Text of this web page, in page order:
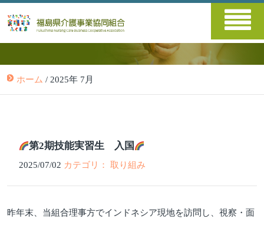
ホーム / 2025年 7月
第2期技能実習生 入国
2025/07/02 カテゴリ： 取り組み
昨年末、当組合理事方でインドネシア現地を訪問し、視察・面